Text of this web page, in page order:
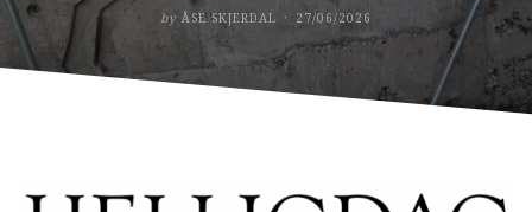
by ÅSE SKJERDAL
POSTED
27/06/2026